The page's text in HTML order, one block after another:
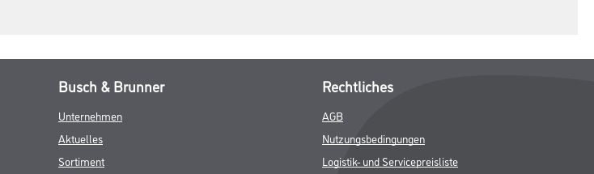
Busch & Brunner
Unternehmen
Aktuelles
Sortiment
Rechtliches
AGB
Nutzungsbedingungen
Logistik- und Servicepreisliste